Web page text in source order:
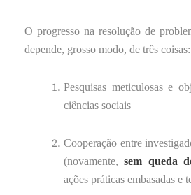
O progresso na resolução de
depende, grosso modo, de três coisas:
Pesquisas meticulosas e
ciências sociais
Cooperação entre
(novamente,sem queda
ações práticas embasadas e